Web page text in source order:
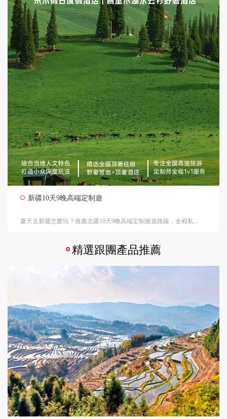
新疆10天9晚高端定制遊
夏天去新疆怎麼玩？推薦北疆10天9晚高端定制旅遊路線，全程私...
精選跟團產品推薦